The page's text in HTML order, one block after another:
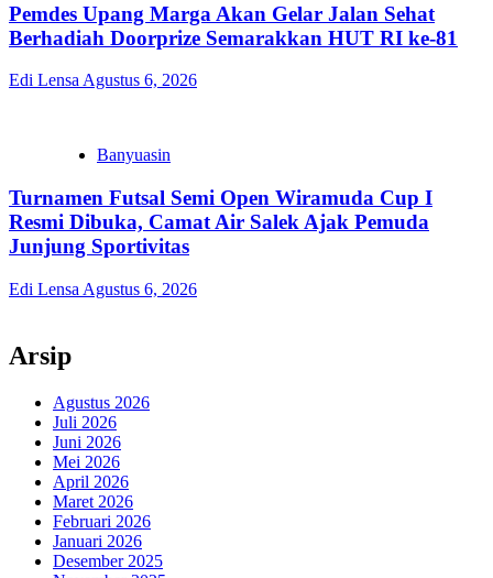
Pemdes Upang Marga Akan Gelar Jalan Sehat
Berhadiah Doorprize Semarakkan HUT RI ke-81
Edi Lensa Agustus 6, 2026
Banyuasin
Turnamen Futsal Semi Open Wiramuda Cup I
Resmi Dibuka, Camat Air Salek Ajak Pemuda
Junjung Sportivitas
Edi Lensa Agustus 6, 2026
Arsip
Agustus 2026
Juli 2026
Juni 2026
Mei 2026
April 2026
Maret 2026
Februari 2026
Januari 2026
Desember 2025